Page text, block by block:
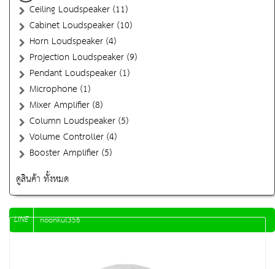
Ceiling Loudspeaker (11)
Cabinet Loudspeaker (10)
Horn Loudspeaker (4)
Projection Loudspeaker (9)
Pendant Loudspeaker (1)
Microphone (1)
Mixer Amplifier (8)
Column Loudspeaker (5)
Volume Controller (4)
Booster Amplifier (5)
ดูสินค้า ทั้งหมด
LINE noonkul356